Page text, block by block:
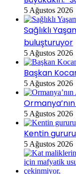
5 Ağustos 2026
Sağlıklı
buluşturuyor
5 Ağustos 2026
Başkan
5 Ağustos 2026
5 Ağustos 2026
Kentin
5 Ağustos 2026